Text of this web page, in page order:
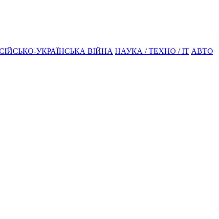
УКРАЇНСЬКА ВІЙНА НАУКА / ТЕХНО / IT АВТО